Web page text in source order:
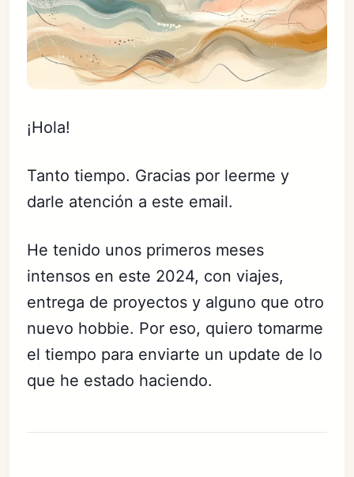
¡Hola!
Tanto tiempo. Gracias por leerme y
darle atención a este email.
He tenido unos primeros meses
intensos en este 2024, con viajes,
entrega de proyectos y alguno que otro
nuevo hobbie. Por eso, quiero tomarme
el tiempo para enviarte un update de lo
que he estado haciendo.